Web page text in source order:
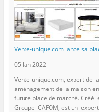
Vente-unique.com lance sa
05 Jan 2022
Vente-unique.com, expert de
aménagement de la maison
future place de marché.
Groupe CAFOM, est un